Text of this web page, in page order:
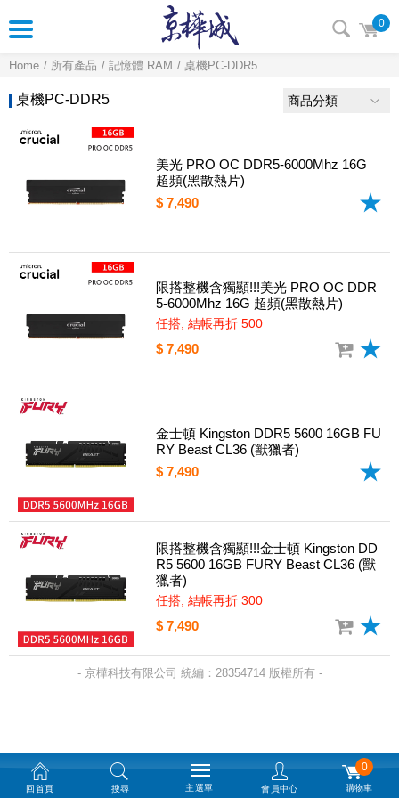
0
Home 所有產品 記憶體 RAM 桌機PC-DDR5
桌機PC-DDR5 商品分類
美光 PRO OC DDR5-6000Mhz 16G
超頻(黑散熱片)
$ 7,490
限搭整機含獨顯!!!美光 PRO OC DDR
5-6000Mhz 16G 超頻(黑散熱片)
任搭, 結帳再折 500
$ 7,490
金士頓 Kingston DDR5 5600 16GB FU
RY Beast CL36 (獸獵者)
$ 7,490
限搭整機含獨顯!!!金士頓 Kingston DD
R5 5600 16GB FURY Beast CL36 (獸
獵者)
任搭, 結帳再折 300
$ 7,490
- 京樺科技有限公司 統編：28354714 版權所有 -
回首頁 搜尋 主選單 會員中心
0
購物車